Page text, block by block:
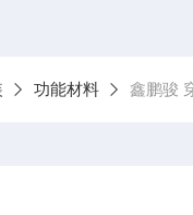
功能材料 鑫鹏骏